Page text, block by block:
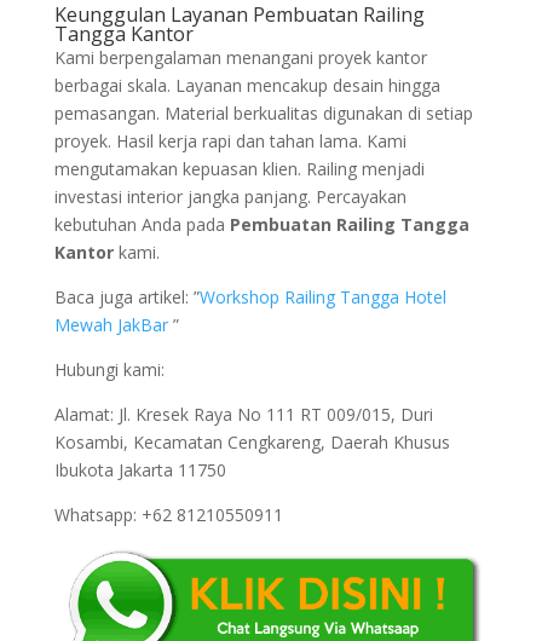
Keunggulan Layanan Pembuatan Railing
Tangga Kantor
Kami berpengalaman menangani proyek kantor
berbagai skala. Layanan mencakup desain hingga
pemasangan. Material berkualitas digunakan di setiap
proyek. Hasil kerja rapi dan tahan lama. Kami
mengutamakan kepuasan klien. Railing menjadi
investasi interior jangka panjang. Percayakan
kebutuhan Anda pada Pembuatan Railing Tangga
Kantorkami.
Baca juga artikel: ”Workshop Railing Tangga Hotel
Mewah JakBar ”
Hubungi kami:
Alamat: Jl. Kresek Raya No 111 RT 009/015, Duri
Kosambi, Kecamatan Cengkareng, Daerah Khusus
Ibukota Jakarta 11750
Whatsapp: +62 81210550911